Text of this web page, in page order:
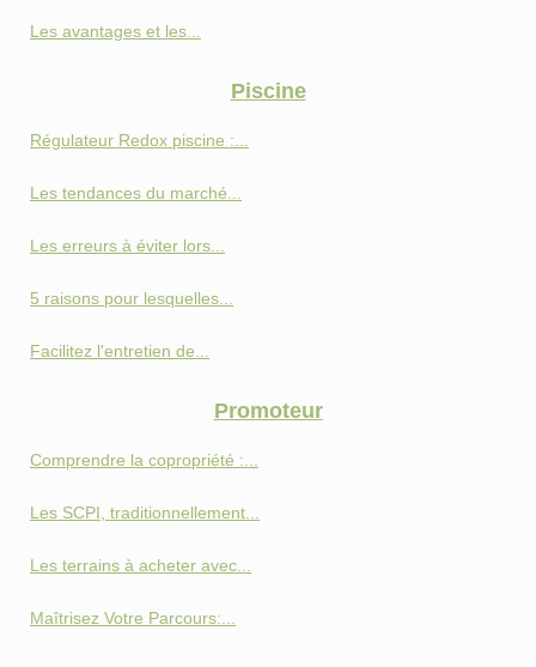
Les avantages et les...
Piscine
Régulateur Redox piscine :...
Les tendances du marché...
Les erreurs à éviter lors...
5 raisons pour lesquelles...
Facilitez l'entretien de...
Promoteur
Comprendre la copropriété :...
Les SCPI, traditionnellement...
Les terrains à acheter avec...
Maîtrisez Votre Parcours:...